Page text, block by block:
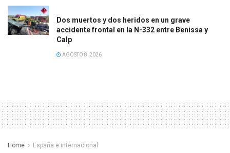
Dos muertos y dos heridos en un grave
accidente frontal en la N-332 entre Benissa y
Calp
AGOSTO 8, 2026
Home España e internacional